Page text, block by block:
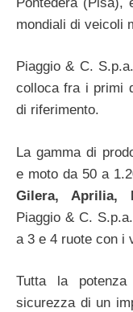
mondiali di veicoli
Piaggio & C.
colloca fra i primi
di riferimento.
La gamma di
e moto da 50 a
Gilera, Aprilia,
Piaggio & C.
a 3 e 4 ruote con i
Tutta la
sicurezza di un